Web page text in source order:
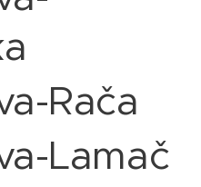
Rača
Lamač